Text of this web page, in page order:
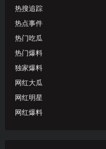
热搜追踪
热点事件
热门吃瓜
热门爆料
独家爆料
网红大瓜
网红明星
网红爆料